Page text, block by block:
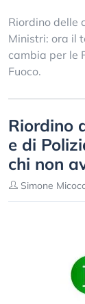
Riordino delle
Ministri: ora il
cambia per le
Fuoco.
Riordino
e di
chi non
Simone